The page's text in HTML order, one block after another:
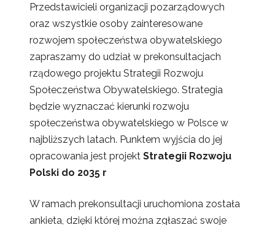
Przedstawicieli organizacji pozarządowych
oraz wszystkie osoby zainteresowane
rozwojem społeczeństwa obywatelskiego
zapraszamy do udział w prekonsultacjach
rządowego projektu Strategii Rozwoju
Społeczeństwa Obywatelskiego. Strategia
będzie wyznaczać kierunki rozwoju
społeczeństwa obywatelskiego w Polsce w
najbliższych latach. Punktem wyjścia do jej
opracowania jest projekt Strategii Rozwoju
Polski do 2035 r
W ramach prekonsultacji uruchomiona została
ankieta, dzięki której można zgłaszać swoje